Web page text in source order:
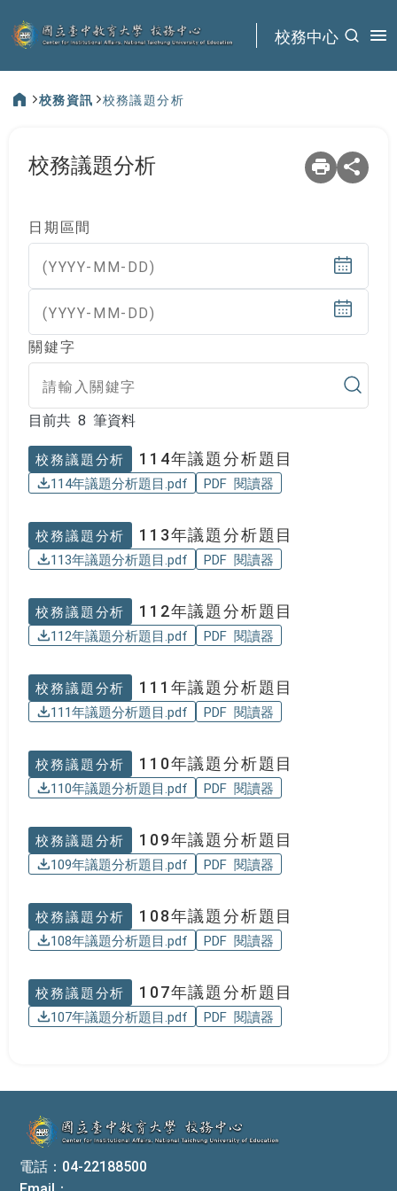
校務中心
校務資訊 校務議題分析
校務議題分析
日期區間
(YYYY-MM-DD)
(YYYY-MM-DD)
關鍵字
目前共 8 筆資料
目前共 8 筆資料
校務議題分析 114年議題分析題目
114年議題分析題目.pdf PDF 閱讀器
校務議題分析 113年議題分析題目
113年議題分析題目.pdf PDF 閱讀器
校務議題分析 112年議題分析題目
112年議題分析題目.pdf PDF 閱讀器
校務議題分析 111年議題分析題目
111年議題分析題目.pdf PDF 閱讀器
校務議題分析 110年議題分析題目
110年議題分析題目.pdf PDF 閱讀器
校務議題分析 109年議題分析題目
109年議題分析題目.pdf PDF 閱讀器
校務議題分析 108年議題分析題目
108年議題分析題目.pdf PDF 閱讀器
校務議題分析 107年議題分析題目
107年議題分析題目.pdf PDF 閱讀器
電話：04-22188500
Email：